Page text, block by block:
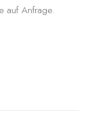
auf Anfrage.